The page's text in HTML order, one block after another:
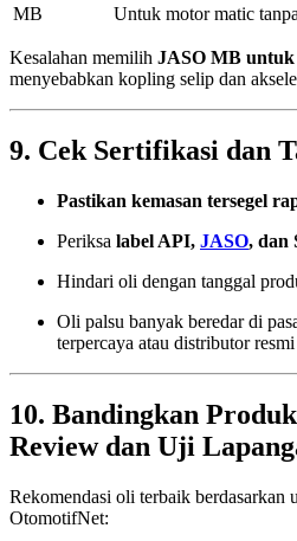
MB
Untuk motor matic
Kesalahan memilih JASO MB
menyebabkan kopling selip dan
9. Cek Sertifikasi dan
Pastikan kemasan tersegel
Periksa label API, JASO, dan
Hindari oli dengan tanggal
Oli palsu banyak beredar di
terpercaya atau distributor resmi
10. Bandingkan
Review dan Uji
Rekomendasi oli terbaik
OtomotifNet: